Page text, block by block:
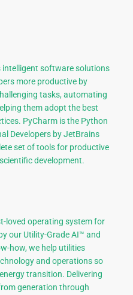
intelligent software solutions
more productive by
tasks, automating
them adopt the best
PyCharm is the Python
Developers by JetBrains
set of tools for productive
development.
loved operating system for
our Utility-Grade AI™ and
how, we help utilities
and operations so
transition. Delivering
generation through